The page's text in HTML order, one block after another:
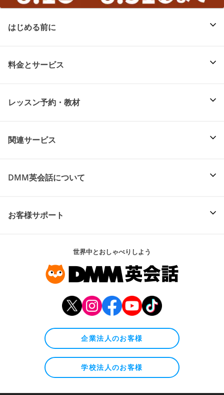
はじめる前に
料金とサービス
レッスン予約・教材
関連サービス
DMM英会話について
お客様サポート
世界中とおしゃべりしよう
企業法人のお客様
学校法人のお客様